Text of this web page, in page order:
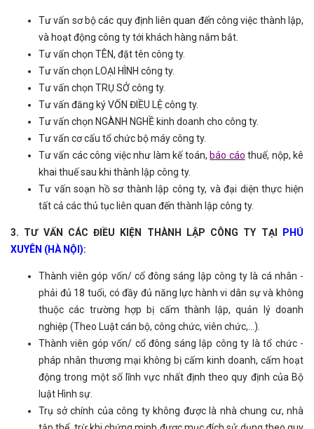
Tư vấn sơ bộ các quy định liên quan đến công việc thành lập,
và hoạt động công ty tới khách hàng nắm bắt.
Tư vấn chọn TÊN, đặt tên công ty.
Tư vấn chọn LOẠI HÌNH công ty.
Tư vấn chọn TRỤ SỞ công ty.
Tư vấn đăng ký VỐN ĐIỀU LỆ công ty.
Tư vấn chọn NGÀNH NGHỀ kinh doanh cho công ty.
Tư vấn cơ cấu tổ chức bộ máy công ty.
Tư vấn các công việc như làm kế toán, báo cáo thuế, nộp, kê
khai thuế sau khi thành lập công ty.
Tư vấn soạn hồ sơ thành lập công ty, và đại diện thực hiện
tất cả các thủ tục liên quan đến thành lập công ty.
3. TƯ VẤN CÁC ĐIỀU KIỆN THÀNH LẬP CÔNG TY TẠI
PHÚ
XUYÊN (HÀ NỘI):
Thành viên góp vốn/ cổ đông sáng lập công ty là cá nhân -
phải đủ 18 tuổi, có đầy đủ năng lực hành vi dân sự và không
thuộc các trường hợp bị cấm thành lập, quản lý doanh
nghiệp (Theo Luật cán bộ, công chức, viên chức,…).
Thành viên góp vốn/ cổ đông sáng lập công ty là tổ chức -
pháp nhân thương mại không bị cấm kinh doanh, cấm hoạt
động trong một số lĩnh vực nhất định theo quy định của Bộ
luật Hình sự.
Trụ sở chính của công ty không được là nhà chung cư, nhà